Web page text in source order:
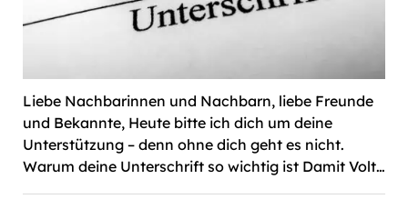
Liebe Nachbarinnen und Nachbarn, liebe Freunde
und Bekannte, Heute bitte ich dich um deine
Unterstützung – denn ohne dich geht es nicht.
Warum deine Unterschrift so wichtig ist Damit Volt…